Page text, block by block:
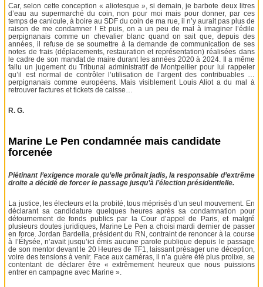
Car, selon cette conception « aliotesque », si demain, je barbote deux litres
d’eau au supermarché du coin, non pour moi mais pour donner, par ces
temps de canicule, à boire au SDF du coin de ma rue, il n’y aurait pas plus de
raison de me condamner ! Et puis, on a un peu de mal à imaginer l’édile
perpignanais comme un chevalier blanc quand on sait que, depuis des
années, il refuse de se soumettre à la demande de communication de ses
notes de frais (déplacements, restauration et représentation) réalisées dans
le cadre de son mandat de maire durant les années 2020 à 2024. Il a même
fallu un jugement du Tribunal administratif de Montpellier pour lui rappeler
qu’il est normal de contrôler l’utilisation de l’argent des contribuables …
perpignanais comme européens. Mais visiblement Louis Aliot a du mal à
retrouver factures et tickets de caisse…
R. G.
Marine Le Pen condamnée mais candidate
forcenée
Piétinant l’exigence morale qu’elle prônait jadis, la responsable d’extrême
droite a décidé de forcer le passage jusqu’à l’élection présidentielle.
La justice, les électeurs et la probité, tous méprisés d’un seul mouvement. En
déclarant sa candidature quelques heures après sa condamnation pour
détournement de fonds publics par la Cour d’appel de Paris, et malgré
plusieurs doutes juridiques, Marine Le Pen a choisi mardi dernier de passer
en force. Jordan Bardella, président du RN, contraint de renoncer à la course
à l’Élysée, n’avait jusqu’ici émis aucune parole publique depuis le passage
de son mentor devant le 20 Heures de TF1, laissant présager une déception,
voire des tensions à venir. Face aux caméras, il n’a guère été plus prolixe, se
contentant de déclarer être « extrêmement heureux que nous puissions
entrer en campagne avec Marine ».